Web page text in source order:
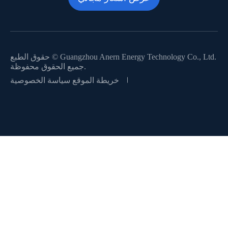
حقوق الطبع © Guangzhou Anern Energy Technology Co., Ltd.
جميع الحقوق محفوظة.
خريطة الموقع سياسة الخصوصية